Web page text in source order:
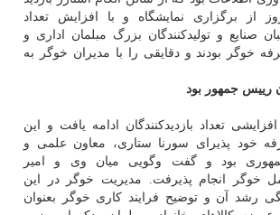
از برگزاری نمایشگاه و با افزایش تعداد
صنایع و تولیدكنندگان بزرگ مبلمان اداری و
خوگر بودند و دقایقی را با مدیران خوگر به
رییس جمهور بود
تعداد بازدیدكنندگان ادامه یافت و این
خود پذیرای سورنا ستاری، معاون علمی و
بود و گفت وگویی میان وی و امیر
خوگر انجام پذیرفت. مدیریت خوگر در این
رشد آن و توضیح فرایند كاری خوگر بعنوان